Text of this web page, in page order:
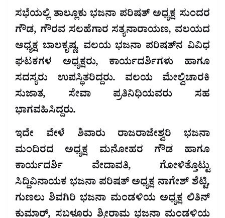
ಸಭೆಯಲ್ಲಿ ತಾಲ್ಲೂಕು ಭಜನಾ ಪರಿಷತ್ ಅಧ್ಯಕ್ಷ ಸುಂದರ
ಗೌಡ, ಗೌರವ ಸಲಹೆಗಾರ ಸತ್ಯನಾರಾಯಣ, ವಲಯದ
ಅಧ್ಯಕ್ಷ ಬಾಲಕೃಷ್ಣ, ವಲಯ ಭಜನಾ ಪರಿಷತ್‌ನ ವಿವಿಧ
ಘಟಕಗಳ ಅಧ್ಯಕ್ಷರು, ಕಾರ್ಯದರ್ಶಿಗಳು ಹಾಗೂ
ಸದಸ್ಯರು ಉಪಸ್ಥಿತರಿದ್ದರು. ವಲಯ ಮೇಲ್ವಿಚಾರಕಿ
ಸುಜಾತ, ಸೇವಾ ಪ್ರತಿನಿಧಿಯವರು ಸಹ
ಭಾಗವಹಿಸಿದ್ದರು.
ಇದೇ ವೇಳೆ ಶಿವಾರು ರಾಜರಾಜೇಶ್ವರಿ ಭಜನಾ
ಮಂದಿರದ ಅಧ್ಯಕ್ಷ ಮನೋಹರ ಗೌಡ ಹಾಗೂ
ಕಾರ್ಯದರ್ಶಿ ವೇದಾವತಿ, ಗೋಳಿತ್ತೊಟ್ಟು
ಸಿದ್ದಿವಿನಾಯಕ ಭಜನಾ ಪರಿಷತ್ ಅಧ್ಯಕ್ಷ ನಾಗೇಶ್ ಶೆಟ್ಟಿ,
ಗುಣಲು ಶಿವಗಿರಿ ಭಜನಾ ಮಂಡಳಿಯ ಅಧ್ಯಕ್ಷ ಲಿತಿನ್